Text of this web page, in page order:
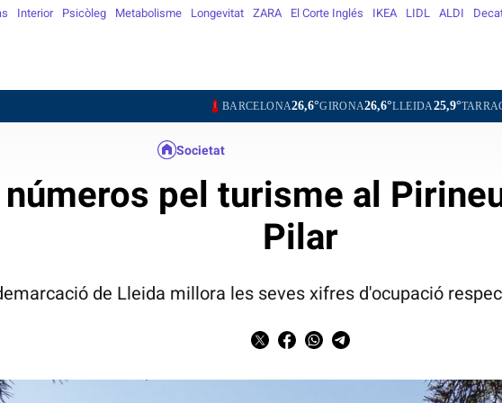
Interior Psicòleg Metabolisme Longevitat ZARA El Corte Inglés IKEA LIDL ALDI
BARCELONA26,6°GIRONA26,6°LLEIDA25,9°TARRAGONA27,0°
Societat
números pel turisme al
Pilar
de Lleida millora les seves xifres d'ocupació